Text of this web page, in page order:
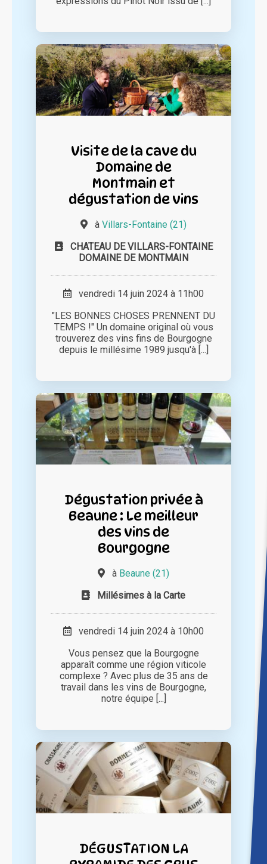
Visite de la cave du
Domaine de
Montmain et
dégustation de vins
à Villars-Fontaine (21)
CHATEAU DE VILLARS-FONTAINE
DOMAINE DE MONTMAIN
vendredi 14 juin 2024 à 11h00
"LES BONNES CHOSES PRENNENT DU
TEMPS !" Un domaine original où vous
trouverez des vins fins de Bourgogne
depuis le millésime 1989 jusqu'à [...]
Dégustation privée à
Beaune : Le meilleur
des vins de
Bourgogne
à Beaune (21)
Millésimes à la Carte
vendredi 14 juin 2024 à 10h00
Vous pensez que la Bourgogne
apparaît comme une région viticole
complexe ? Avec plus de 35 ans de
travail dans les vins de Bourgogne,
notre équipe [...]
DÉGUSTATION LA